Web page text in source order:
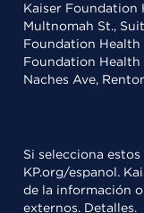
Kaiser Foundation
Multnomah St.,
Foundation
Foundation Health
Naches Ave,
Si selecciona estos
KP.org/espanol.
de la información
externos. Detalles.